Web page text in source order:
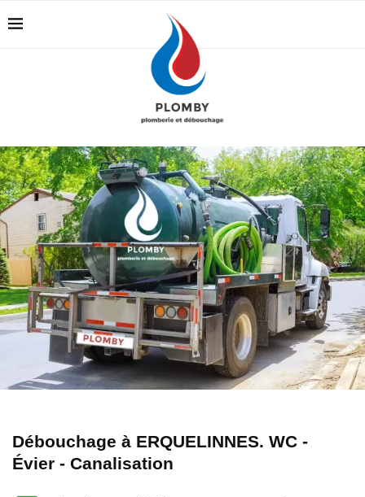
Débouchage à ERQUELINNES. WC -
Évier - Canalisation